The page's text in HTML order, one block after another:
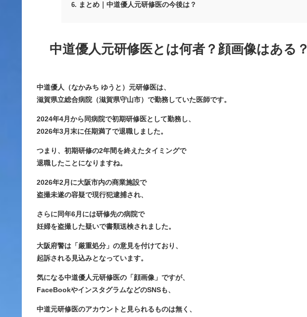
まとめ｜中道優人元研修医の今後は？
中道優人元研修医とは何者？顔画像はある？
中道優人（なかみち ゆうと）元研修医は、
滋賀県立総合病院（滋賀県守山市）で勤務していた医師です。
2024年4月から同病院で初期研修医として勤務し、
2026年3月末に任期満了で退職しました。
つまり、 初期研修の2年間を終えたタイミングで
退職したことになりますね。
2026年2月に大阪市内の商業施設で
盗撮未遂の容疑で現行犯逮捕され、
さらに同年6月には研修先の病院で
妊婦を盗撮した疑いで書類送検されました。
大阪府警は「厳重処分」の意見を付けており、
起訴される見込みとなっています。
気になる中道優人元研修医の「顔画像」ですが、
FaceBookやインスタグラムなどのSNSも、
中道元研修医のアカウントと見られるものは無く、